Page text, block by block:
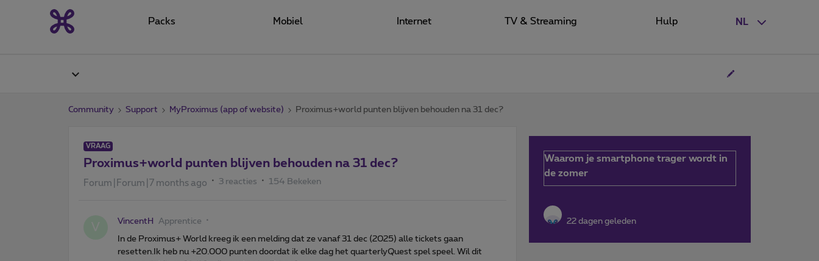
NL
Packs Mobiel Internet TV & Streaming Hulp
Community Support MyProximus (app of website) Proximus+world punten blijven behouden na 31 dec?
VRAAG
Proximus+world punten blijven behouden na 31 dec?
Forum|Forum|7 months ago 3 reacties 154 Bekeken
VincentH Apprentice
In de Proximus+ World kreeg ik een melding dat ze vanaf 31 dec (2025) alle tickets gaan
resetten.Ik heb nu +20.000 punten doordat ik elke dag het quarterlyQuest spel speel. Wil dit
Waarom je smartphone trager wordt in
de zomer
22 dagen geleden